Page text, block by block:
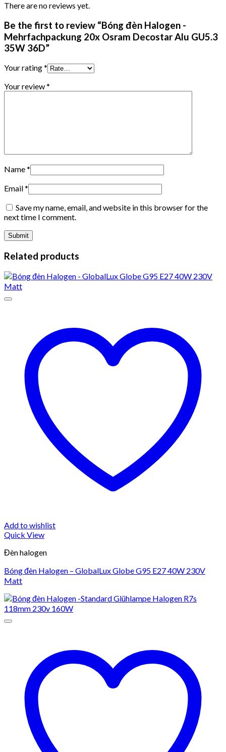
There are no reviews yet.
Be the first to review “Bóng đèn Halogen -
Mehrfachpackung 20x Osram Decostar Alu GU5.3
35W 36D”
Your rating*
Your review*
Name*
Email*
Save my name, email, and website in this browser for the
next time I comment.
Related products
Add to wishlist
Quick View
Đèn halogen
Bóng đèn Halogen – GlobalLux Globe G95 E27 40W 230V
Matt